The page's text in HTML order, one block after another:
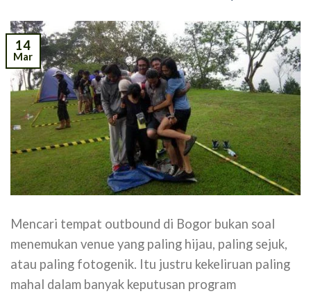
14
Mar
Mencari tempat outbound di Bogor bukan soal
menemukan venue yang paling hijau, paling sejuk,
atau paling fotogenik. Itu justru kekeliruan paling
mahal dalam banyak keputusan program